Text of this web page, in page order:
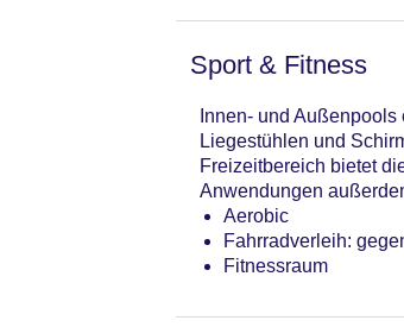
Sport & Fitness
Innen- und
Liegestühlen und
Freizeitbereich bietet
Anwendungen
Aerobic
Fahrradverleih:
Fitnessraum